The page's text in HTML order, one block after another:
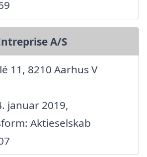
A/S
11, 8210 Aarhus V
januar 2019,
Aktieselskab